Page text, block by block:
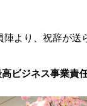
陣より、祝辞が送
ビジネス事業責